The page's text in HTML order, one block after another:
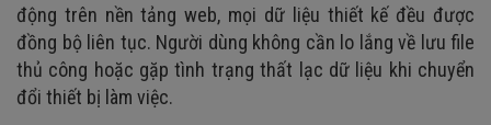
động trên nền tảng web, mọi dữ liệu thiết kế đều được
đồng bộ liên tục. Người dùng không cần lo lắng về lưu file
thủ công hoặc gặp tình trạng thất lạc dữ liệu khi chuyển
đổi thiết bị làm việc.